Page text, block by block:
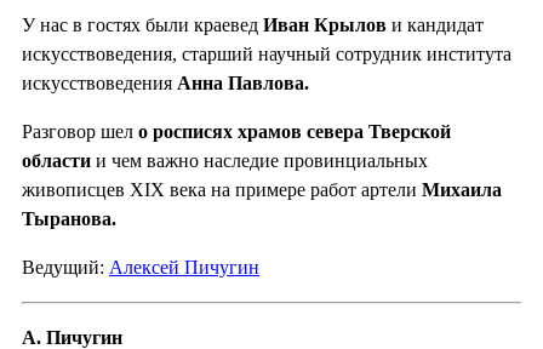
У нас в гостях были краевед Иван Крылов и кандидат
искусствоведения, старший научный сотрудник института
искусствоведения Анна Павлова.
Разговор шел о росписях храмов севера Тверской
области и чем важно наследие провинциальных
живописцев XIX века на примере работ артели Михаила
Тыранова.
Ведущий: Алексей Пичугин
А. Пичугин